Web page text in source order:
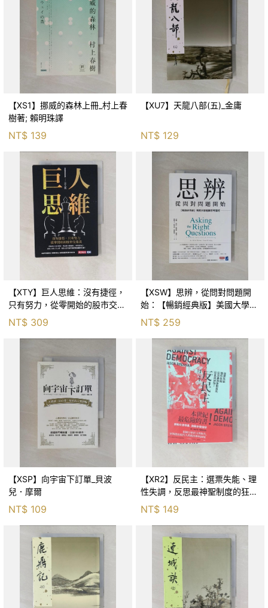
【XS1】挪威的森林上冊_村上春
樹著; 賴明珠譯
NT$ 139
【XU7】天龍八部(五)_金庸
NT$ 129
【XTY】巨人思維：沒有捷徑，
只有努力，從零開始的股市交易
員_巨人傑
NT$ 309
【XSW】思辨，從問對問題開
始：【暢銷經典版】美國大學邏
輯思考聖經_尼爾．布朗, 史都
華．基里, 羅耀宗, 蔡宏明, 黃賓
NT$ 259
【XSP】向宇宙下訂單_貝波
兒．摩爾
NT$ 109
【XR2】反民主：選票失能、理
性失調，反思最神聖制度的狂亂
NT$ 149